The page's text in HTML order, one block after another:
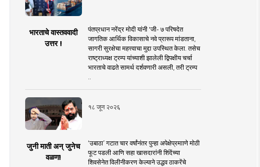
भारताचे वास्तववादी
उत्तर !
पंतप्रधान नरेंद्र मोदी यांनी 'जी- ७ परिषदेत
जागतिक आर्थिक विकासाचे नवे प्रारूप मांडताना,
सागरी सुरक्षेचा महत्त्वाचा मुद्दा उपस्थित केला. तसेच
राष्ट्राध्यक्ष ट्रम्प यांच्याशी झालेली द्विपक्षीय चर्चा
भारताचे वाढते सामर्थ दर्शवणारी असली, तरी ट्रम्प
१८ जून २०२६
जुनी माती अन् जुनेच
वळण!
‘उबाठा’ गटात चार वर्षांनंतर पुन्हा अपेक्षेप्रमााणे मोठी
फूट पडली आणि सहा खासदारांनी शिंदेंच्या
शिवसेनेत विलीनीकरण केल्याने उद्धव ठाकरेंचे